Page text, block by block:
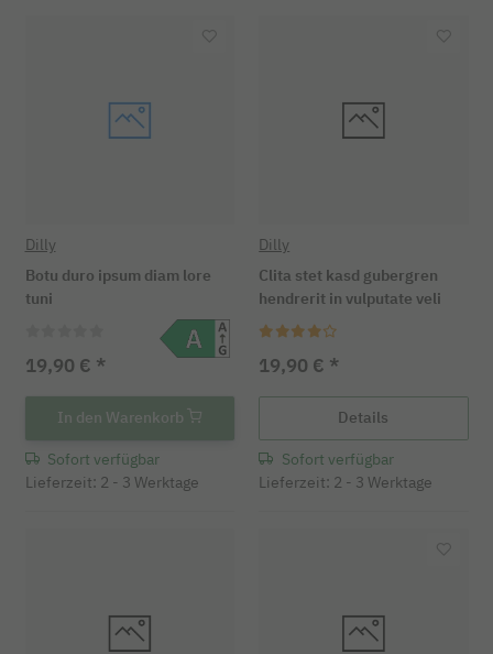
Dilly
Botu duro ipsum diam lore
tuni
19,90 € *
In den Warenkorb
Sofort verfügbar
Lieferzeit: 2 - 3 Werktage
Dilly
Clita stet kasd gubergren
hendrerit in vulputate veli
19,90 € *
Details
Sofort verfügbar
Lieferzeit: 2 - 3 Werktage